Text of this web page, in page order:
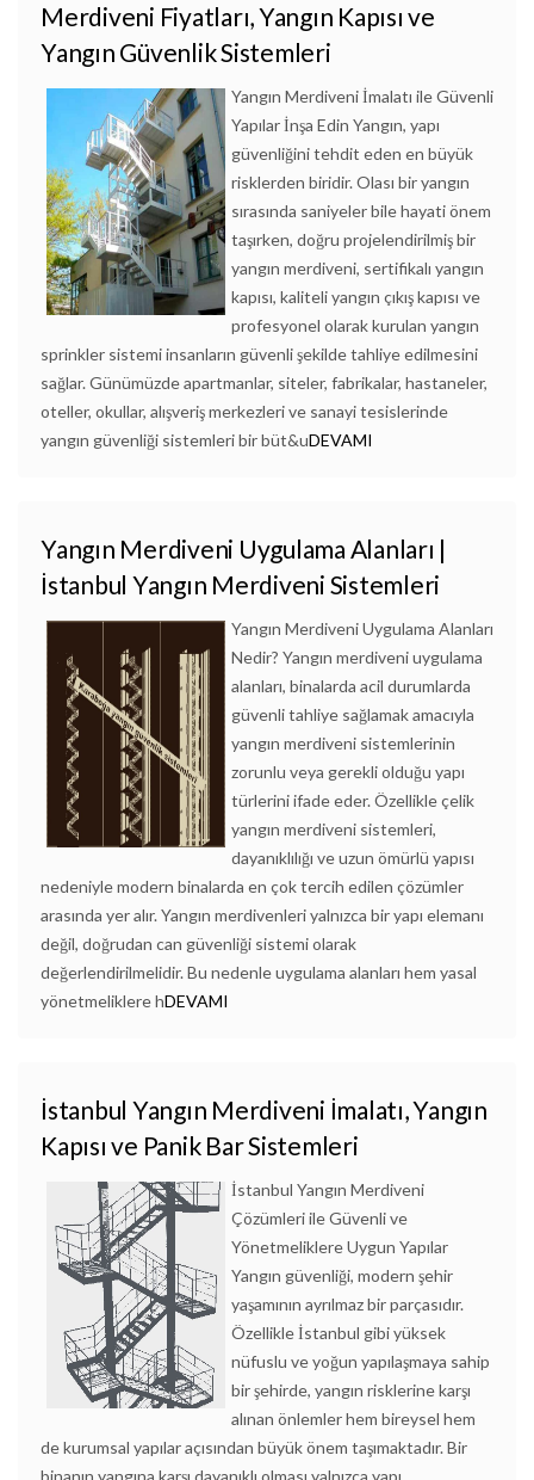
Merdiveni Fiyatları, Yangın Kapısı ve
Yangın Güvenlik Sistemleri
Yangın Merdiveni İmalatı ile Güvenli
Yapılar İnşa Edin Yangın, yapı
güvenliğini tehdit eden en büyük
risklerden biridir. Olası bir yangın
sırasında saniyeler bile hayati önem
taşırken, doğru projelendirilmiş bir
yangın merdiveni, sertifikalı yangın
kapısı, kaliteli yangın çıkış kapısı ve
profesyonel olarak kurulan yangın
sprinkler sistemi insanların güvenli şekilde tahliye edilmesini
sağlar. Günümüzde apartmanlar, siteler, fabrikalar, hastaneler,
oteller, okullar, alışveriş merkezleri ve sanayi tesislerinde
yangın güvenliği sistemleri bir büt&uDEVAMI
Yangın Merdiveni Uygulama Alanları |
İstanbul Yangın Merdiveni Sistemleri
Yangın Merdiveni Uygulama Alanları
Nedir? Yangın merdiveni uygulama
alanları, binalarda acil durumlarda
güvenli tahliye sağlamak amacıyla
yangın merdiveni sistemlerinin
zorunlu veya gerekli olduğu yapı
türlerini ifade eder. Özellikle çelik
yangın merdiveni sistemleri,
dayanıklılığı ve uzun ömürlü yapısı
nedeniyle modern binalarda en çok tercih edilen çözümler
arasında yer alır. Yangın merdivenleri yalnızca bir yapı elemanı
değil, doğrudan can güvenliği sistemi olarak
değerlendirilmelidir. Bu nedenle uygulama alanları hem yasal
yönetmeliklere hDEVAMI
İstanbul Yangın Merdiveni İmalatı, Yangın
Kapısı ve Panik Bar Sistemleri
İstanbul Yangın Merdiveni
Çözümleri ile Güvenli ve
Yönetmeliklere Uygun Yapılar
Yangın güvenliği, modern şehir
yaşamının ayrılmaz bir parçasıdır.
Özellikle İstanbul gibi yüksek
nüfuslu ve yoğun yapılaşmaya sahip
bir şehirde, yangın risklerine karşı
alınan önlemler hem bireysel hem
de kurumsal yapılar açısından büyük önem taşımaktadır. Bir
binanın yangına karşı dayanıklı olması yalnızca yapı